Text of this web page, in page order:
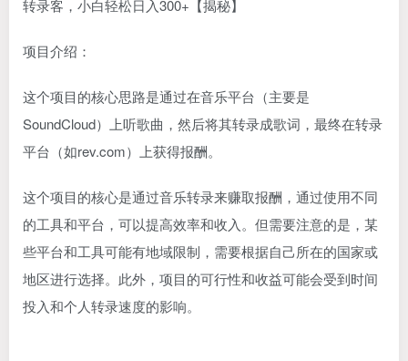
项目介绍：
这个项目的核心思路是通过在音乐平台（主要是
SoundCloud）上听歌曲，然后将其转录成歌词，最终在转录
平台（如rev.com）上获得报酬。
这个项目的核心是通过音乐转录来赚取报酬，通过使用不同
的工具和平台，可以提高效率和收入。但需要注意的是，某
些平台和工具可能有地域限制，需要根据自己所在的国家或
地区进行选择。此外，项目的可行性和收益可能会受到时间
投入和个人转录速度的影响。